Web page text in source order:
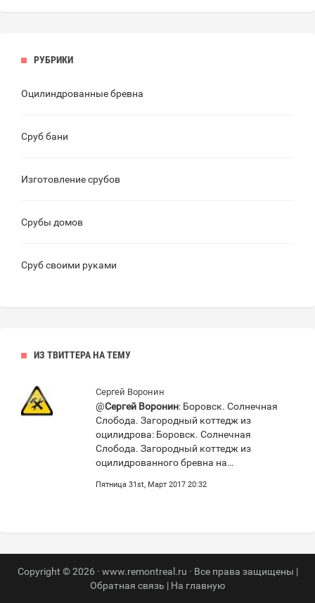
РУБРИКИ
Оцилиндрованные бревна
Сруб бани
Изготовление срубов
Срубы домов
Сруб своими руками
ИЗ ТВИТТЕРА НА ТЕМУ
Сергей Воронин
@Сергей Воронин: Боровск. Солнечная
Слобода. Загородный коттедж из
оцилидрова: Боровск. Солнечная
Слобода. Загородный коттедж из
оцилидрованного бревна на…
Пятница 31st, Март 2017 20:32
Copyright © 2026 · www.remontreal.ru · Все права защищены |
Обратная связь | На главную